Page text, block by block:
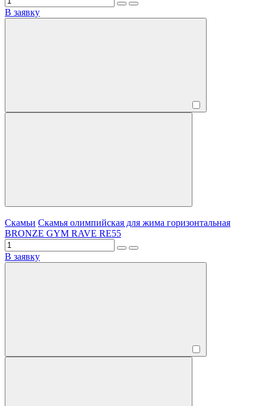
В заявку
Скамьи Скамья олимпийская для жима горизонтальная
BRONZE GYM RAVE RE55
В заявку